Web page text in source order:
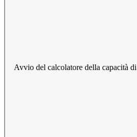
Avvio del calcolatore della capacità